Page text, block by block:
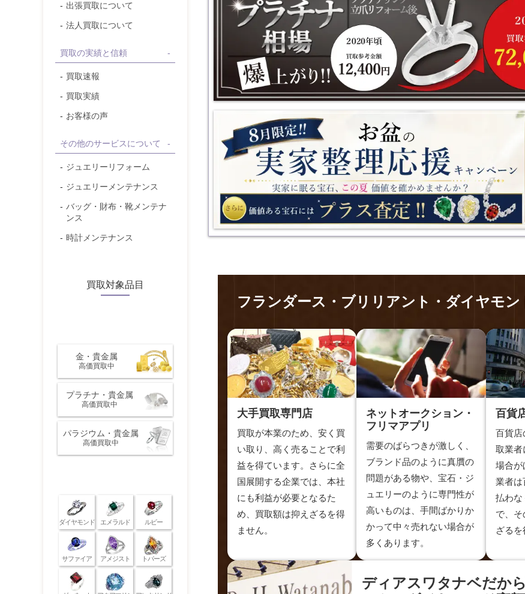
【8/30(日)まで】8月限定「お盆の実家整理応援キャンペーン」開催中！
フランダース・ブリリアント・ダイヤモン
大手買取専門店
買取が本業のため、安く買
い取り、高く売ることで利
益を得ています。さらに全
国展開する企業では、本社
にも利益が必要となるた
め、買取額は抑えざるを得
ません。
ネットオークション・
フリマアプリ
需要のばらつきが激しく、
ブランド品のように真贋の
問題がある物や、宝石・ジ
ュエリーのように専門性が
高いものは、手間ばかりか
かって中々売れない場合が
多くあります。
百貨
百貨店
取業者
場合が
業者は
払わな
で、
ざるを
ディアスワタナベだから
出張買取について
法人買取について
買取の実績と信頼
買取速報
買取実績
お客様の声
その他のサービスについて
ジュエリーリフォーム
ジュエリーメンテナンス
バッグ・財布・靴メンテナ
ンス
時計メンテナンス
買取対象品目
金・貴金属
高価買取中
プラチナ・貴金属
高価買取中
パラジウム・貴金属
高価買取中
ダイヤモンド エメラルド ルビー
サファイア アメジスト トパーズ